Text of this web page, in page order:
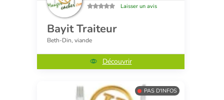
Laisser un avis
Bayit Traiteur
Beth-Din, viande
Découvrir
PAS D'INFOS